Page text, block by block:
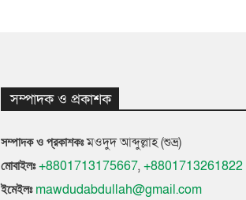
সম্পাদক ও প্রকাশক
সম্পাদক ও প্রকাশকঃমওদুদ আব্দুল্লাহ (শুভ্র)
মোবাইলঃ +8801713175667,+8801713261822
ইমেইলঃ mawdudabdullah@gmail.com